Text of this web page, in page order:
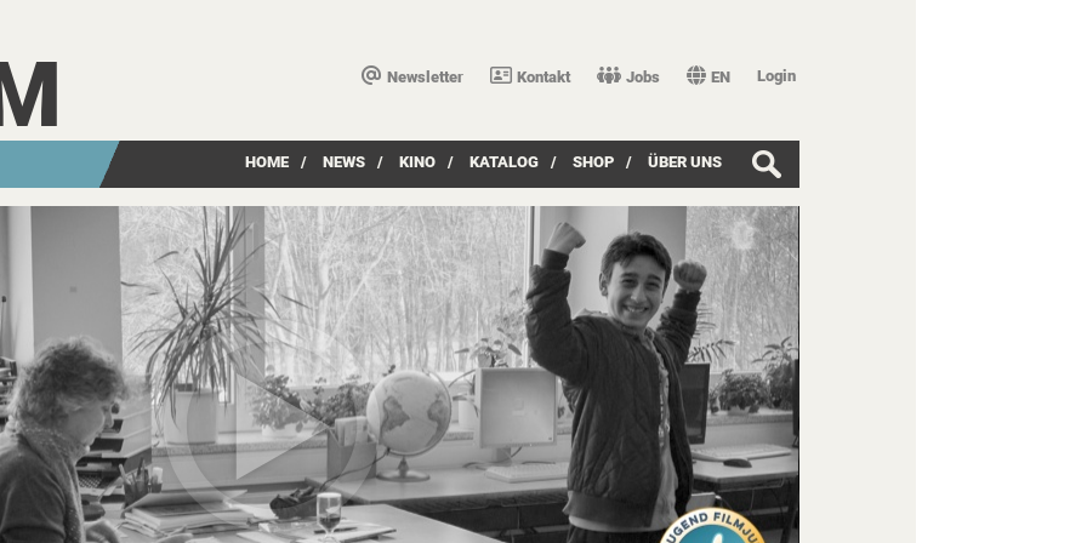
Newsletter Kontakt Jobs EN Login
HOME / NEWS / KINO / KATALOG / SHOP / ÜBER UNS